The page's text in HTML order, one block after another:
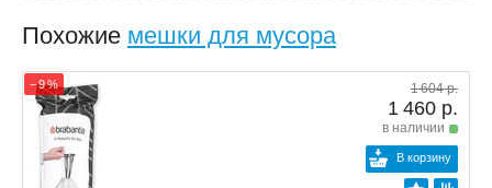
Похожие мешки для мусора
− 9 % 1 604 р.
1 460 р.
в наличии
В корзину